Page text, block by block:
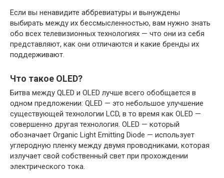
Если вы ненавидите аббревиатуры и вынуждены
выбирать между их бессмысленностью, вам нужно знать
обо всех телевизионных технологиях — что они из себя
представляют, как они отличаются и какие бренды их
поддерживают.
Что такое OLED?
Битва между QLED и OLED лучше всего обобщается в
одном предложении: QLED — это небольшое улучшение
существующей технологии LCD, в то время как OLED —
совершенно другая технология. OLED — который
обозначает Organic Light Emitting Diode — использует
углеродную пленку между двумя проводниками, которая
излучает свой собственный свет при прохождении
электрического тока.